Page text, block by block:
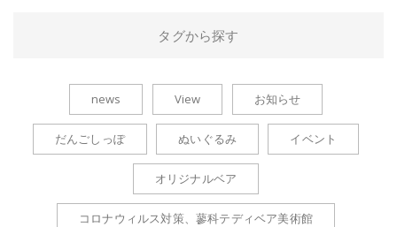
タグから探す
news View お知らせ
だんごしっぽ ぬいぐるみ イベント
オリジナルベア
コロナウィルス対策、蓼科テディベア美術館